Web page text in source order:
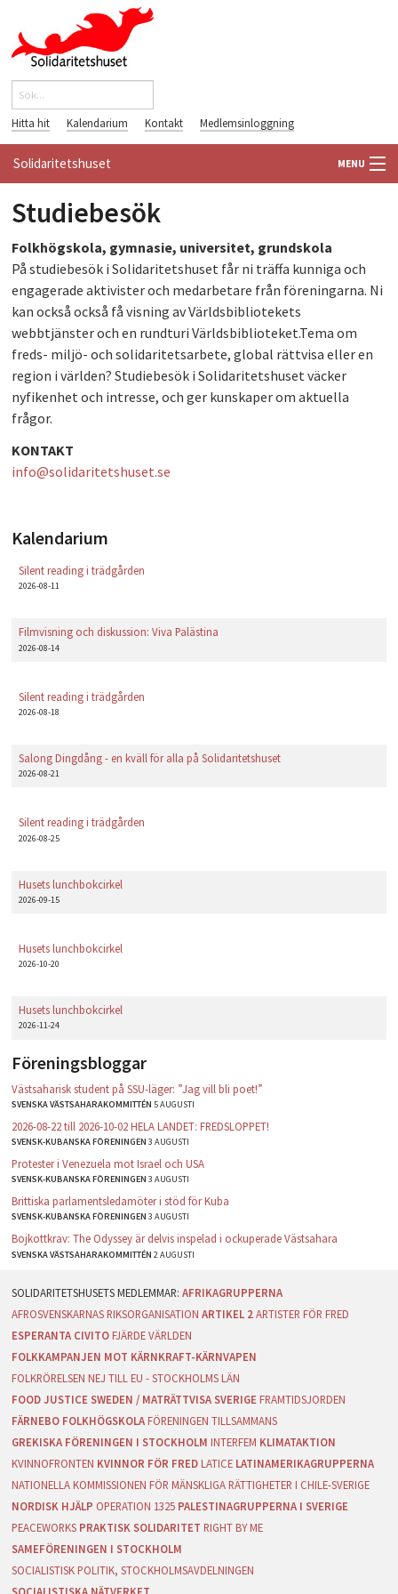
Hoppa till huvudinnehåll
Sökformulär
Hitta hit Kalendarium Kontakt Medlemsinloggning
Solidaritetshuset MENU
HEM
OM OSS
FÖRENINGAR
VÄRLDSBIBLIOTEKET
PÅ GÅNG
PLAY
Studiebesök
Folkhögskola, gymnasie, universitet, grundskola
På studiebesök i Solidaritetshuset får ni träffa kunniga och
engagerade aktivister och medarbetare från föreningarna. Ni
kan också också få visning av Världsbibliotekets
webbtjänster och en rundturi Världsbiblioteket.Tema om
freds- miljö- och solidaritetsarbete, global rättvisa eller en
region i världen? Studiebesök i Solidaritetshuset väcker
nyfikenhet och intresse, och ger kunskaper om aktuella
frågor.
KONTAKT
info@solidaritetshuset.se
Kalendarium
Silent reading i trädgården
2026-08-11
Filmvisning och diskussion: Viva Palästina
2026-08-14
Silent reading i trädgården
2026-08-18
Salong Dingdång - en kväll för alla på Solidaritetshuset
2026-08-21
Silent reading i trädgården
2026-08-25
Husets lunchbokcirkel
2026-09-15
Husets lunchbokcirkel
2026-10-20
Husets lunchbokcirkel
2026-11-24
Föreningsbloggar
Västsaharisk student på SSU-läger: ”Jag vill bli poet!”
SVENSKA VÄSTSAHARAKOMMITTÉN5 AUGUSTI
2026-08-22 till 2026-10-02 HELA LANDET: FREDSLOPPET!
SVENSK-KUBANSKA FÖRENINGEN3 AUGUSTI
Protester i Venezuela mot Israel och USA
SVENSK-KUBANSKA FÖRENINGEN3 AUGUSTI
Brittiska parlamentsledamöter i stöd för Kuba
SVENSK-KUBANSKA FÖRENINGEN3 AUGUSTI
Bojkottkrav: The Odyssey är delvis inspelad i ockuperade Västsahara
SVENSKA VÄSTSAHARAKOMMITTÉN2 AUGUSTI
AFRIKAGRUPPERNA
AFROSVENSKARNAS RIKSORGANISATION ARTIKEL 2 ARTISTER FÖR FRED
ESPERANTA CIVITO FJÄRDE VÄRLDEN
FOLKKAMPANJEN MOT KÄRNKRAFT-KÄRNVAPEN
FOLKRÖRELSEN NEJ TILL EU - STOCKHOLMS LÄN
FOOD JUSTICE SWEDEN / MATRÄTTVISA SVERIGE FRAMTIDSJORDEN
FÄRNEBO FOLKHÖGSKOLA FÖRENINGEN TILLSAMMANS
GREKISKA FÖRENINGEN I STOCKHOLM INTERFEM KLIMATAKTION
KVINNOFRONTEN KVINNOR FÖR FRED LATICE LATINAMERIKAGRUPPERNA
NATIONELLA KOMMISSIONEN FÖR MÄNSKLIGA RÄTTIGHETER I CHILE-SVERIGE
NORDISK HJÄLP OPERATION 1325 PALESTINAGRUPPERNA I SVERIGE
PEACEWORKS PRAKTISK SOLIDARITET RIGHT BY ME
SAMEFÖRENINGEN I STOCKHOLM
SOCIALISTISK POLITIK, STOCKHOLMSAVDELNINGEN
SOCIALISTISKA NÄTVERKET